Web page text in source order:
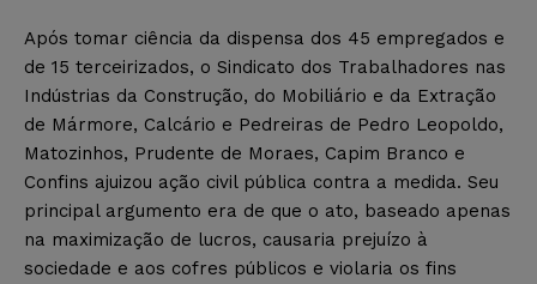
Após tomar ciência da dispensa dos 45 empregados e
de 15 terceirizados, o Sindicato dos Trabalhadores nas
Indústrias da Construção, do Mobiliário e da Extração
de Mármore, Calcário e Pedreiras de Pedro Leopoldo,
Matozinhos, Prudente de Moraes, Capim Branco e
Confins ajuizou ação civil pública contra a medida. Seu
principal argumento era de que o ato, baseado apenas
na maximização de lucros, causaria prejuízo à
sociedade e aos cofres públicos e violaria os fins